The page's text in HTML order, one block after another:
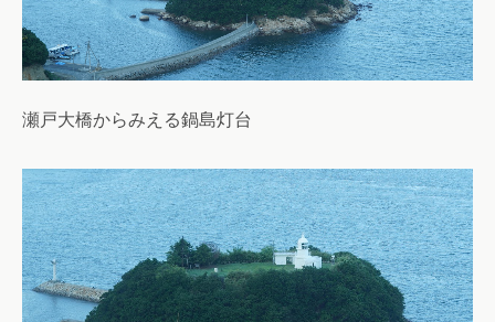
瀬戸大橋からみえる鍋島灯台